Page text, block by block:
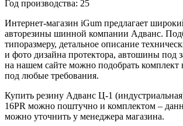
Год производства: 25
Интернет-магазин iGum предлагает
авторезины шинной компании Адванс.
типоразмеру, детальное описание
и фото дизайна протектора, автошины под
на нашем сайте можно подобрать
под любые требования.
Купить резину Адванс Ц-1
16PR можно поштучно и комплектом –
можно уточнить у менеджера магазина.